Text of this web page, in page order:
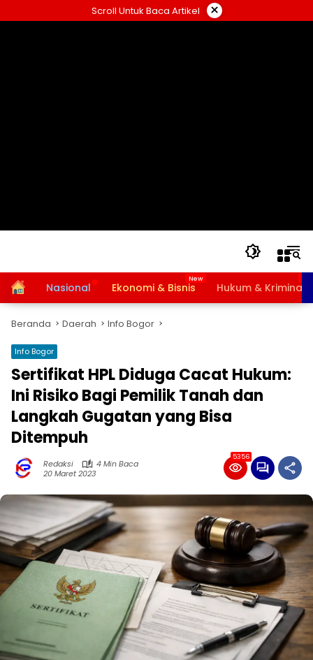
ke
Scroll Untuk Baca Artikel ×
HomeNasional Ekonomi & Bisnis Hukum & Kriminal
Beranda Daerah Info Bogor
Info Bogor
Sertifikat HPL Diduga Cacat Hukum:
Ini Risiko Bagi Pemilik Tanah dan
Langkah Gugatan yang Bisa
Ditempuh
Redaksi
4 Min Baca
20 Maret 2023
5356